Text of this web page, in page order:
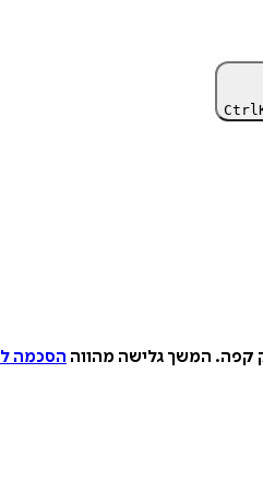
Ctrl
קפה. המשך גלישה מהווה הסכמה